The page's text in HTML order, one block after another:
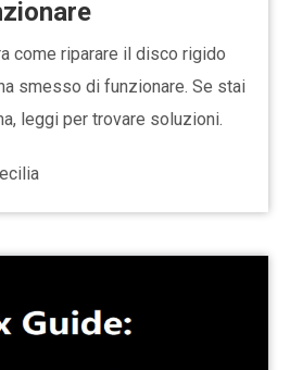
come riparare il disco rigido
smesso di funzionare. Se stai
leggi per trovare soluzioni.